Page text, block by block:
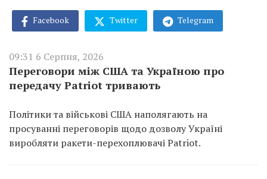
Facebook Twitter Telegram
09:31 6 Серпня, 2026
Переговори між США та Україною про
передачу Patriot тривають
Політики та військові США наполягають на
просуванні переговорів щодо дозволу Україні
виробляти ракети-перехоплювачі Patriot.